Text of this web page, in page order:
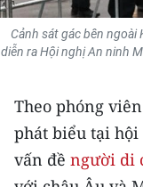
BẠN ĐỌC
KIỂM CHỨNG
TRI THỨC
54 DÂN TỘC VIỆT
Cảnh sát gác bên
diễn ra Hội nghị An ninh
Theo phóng
phát biểu tại
vấn đề người di